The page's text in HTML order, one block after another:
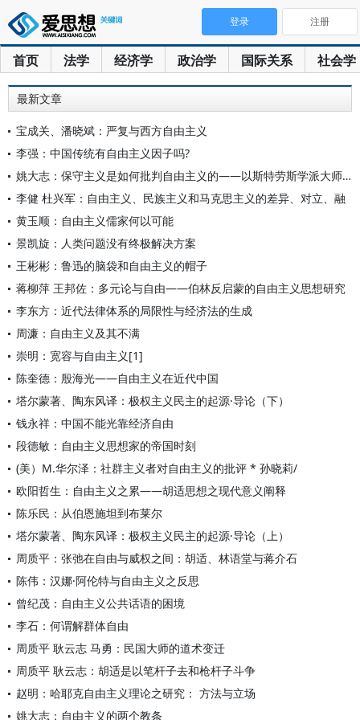
首页 法学 经济学 政治学 国际关系 社会学
登录 注册
最新文章
宝成关、潘晓斌：严复与西方自由主义
李强：中国传统有自由主义因子吗?
姚大志：保守主义是如何批判自由主义的——以斯特劳斯学派大师布
李健 杜兴军：自由主义、民族主义和马克思主义的差异、对立、融
黄玉顺：自由主义儒家何以可能
景凯旋：人类问题没有终极解决方案
王彬彬：鲁迅的脑袋和自由主义的帽子
蒋柳萍 王邦佐：多元论与自由——伯林反启蒙的自由主义思想研究
李东方：近代法律体系的局限性与经济法的生成
周濂：自由主义及其不满
崇明：宽容与自由主义[1]
陈奎德：殷海光——自由主义在近代中国
塔尔蒙著、陶东风译：极权主义民主的起源·导论（下）
钱永祥：中国不能光靠经济自由
段德敏：自由主义思想家的帝国时刻
(美）M.华尔泽：社群主义者对自由主义的批评 * 孙晓莉/
欧阳哲生：自由主义之累——胡适思想之现代意义阐释
陈乐民：从伯恩施坦到布莱尔
塔尔蒙著、陶东风译：极权主义民主的起源·导论（上）
周质平：张弛在自由与威权之间：胡适、林语堂与蒋介石
陈伟：汉娜·阿伦特与自由主义之反思
曾纪茂：自由主义公共话语的困境
李石：何谓解群体自由
周质平 耿云志 马勇：民国大师的道术变迁
周质平 耿云志：胡适是以笔杆子去和枪杆子斗争
赵明：哈耶克自由主义理论之研究： 方法与立场
姚大志：自由主义的两个教条